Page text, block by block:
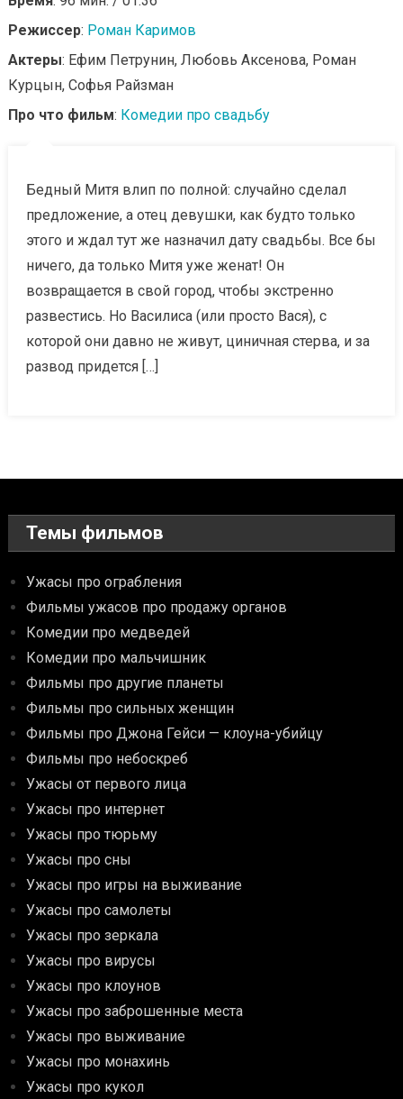
Режиссер: Роман Каримов
Актеры: Ефим Петрунин, Любовь Аксенова, Роман
Курцын, Софья Райзман
Про что фильм: Комедии про свадьбу
Бедный Митя влип по полной: случайно сделал
предложение, а отец девушки, как будто только
этого и ждал тут же назначил дату свадьбы. Все бы
ничего, да только Митя уже женат! Он
возвращается в свой город, чтобы экстренно
развестись. Но Василиса (или просто Вася), с
которой они давно не живут, циничная стерва, и за
развод придется […]
Темы фильмов
Ужасы про ограбления
Фильмы ужасов про продажу органов
Комедии про медведей
Комедии про мальчишник
Фильмы про другие планеты
Фильмы про сильных женщин
Фильмы про Джона Гейси — клоуна-убийцу
Фильмы про небоскреб
Ужасы от первого лица
Ужасы про интернет
Ужасы про тюрьму
Ужасы про сны
Ужасы про игры на выживание
Ужасы про самолеты
Ужасы про зеркала
Ужасы про вирусы
Ужасы про клоунов
Ужасы про заброшенные места
Ужасы про выживание
Ужасы про монахинь
Ужасы про кукол